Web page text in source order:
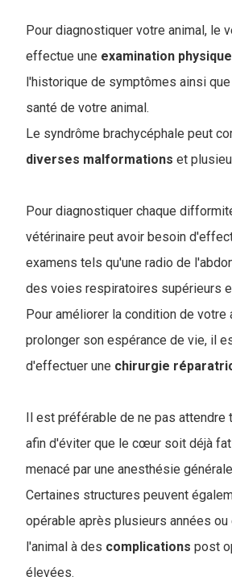
Pour diagnostiquer votre animal, le
effectue une examination physique
l'historique de symptômes ainsi
santé de votre animal .
Le syndrôme brachycéphale peut
diverses malformations et
Pour diagnostiquer chaque
vétérinaire peut avoir besoin
examens tels qu'une radio de
des voies respiratoires supérieurs
Pour améliorer la condition de votre
prolonger son espérance de vie, il
d'effectuer une chirurgie
Il est préférable de ne pas
afin d'éviter que le cœur soit déjà
menacé par une anesthésie
Certaines structures peuvent
opérable après plusieurs années
l'animal à des complications post
élevées.